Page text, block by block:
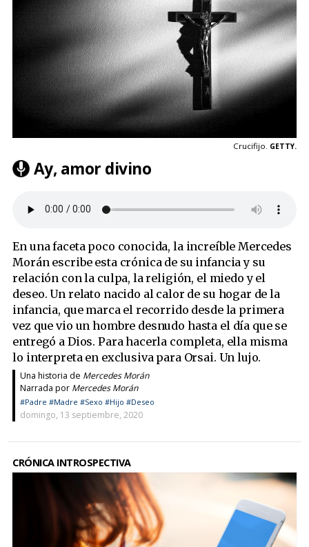
Crucifijo. GETTY.
Ay, amor divino
En una faceta poco conocida, la increíble Mercedes
Morán escribe esta crónica de su infancia y su
relación con la culpa, la religión, el miedo y el
deseo. Un relato nacido al calor de su hogar de la
infancia, que marca el recorrido desde la primera
vez que vio un hombre desnudo hasta el día que se
entregó a Dios. Para hacerla completa, ella misma
lo interpreta en exclusiva para Orsai. Un lujo.
Una historia de Mercedes Morán
Narrada por Mercedes Morán
#Padre #Madre #Sexo #Hijo #Deseo
domingo, 13 septiembre, 2020
CRÓNICA INTROSPECTIVA